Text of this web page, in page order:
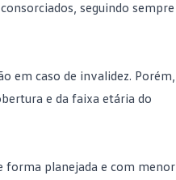
seguindo sempre
em caso de invalidez. Porém,
e da faixa etária do
forma planejada e com menor